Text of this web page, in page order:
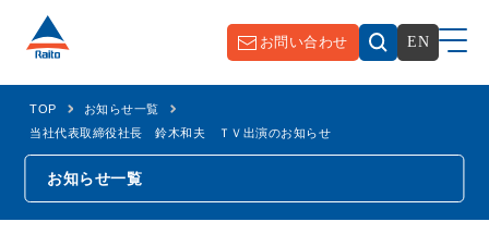
お問い合わせ EN
TOP
お知らせ一覧
当社代表取締役社長 鈴木和夫 ＴＶ出演のお知らせ
お知らせ一覧